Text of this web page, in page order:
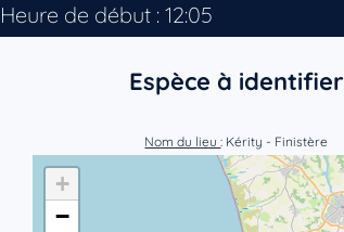
Heure de début : 12:05
Espèce à identifier
Nom du lieu: Kérity - Finistère
+
−